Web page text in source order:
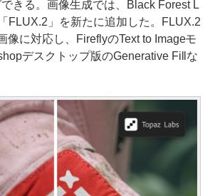
きる。画像生成では、Black Forest L
FLUX.2」を新たに追加した。FLUX.2
像に対応し、FireflyのText to Imageモ
デスクトップ版のGenerative Fillな